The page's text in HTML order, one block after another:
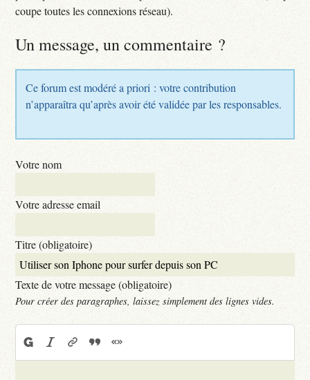
coupe toutes les connexions réseau).
Un message, un commentaire ?
Ce forum est modéré a priori : votre contribution
n’apparaîtra qu’après avoir été validée par les responsables.
Votre nom
Votre adresse email
Titre (obligatoire)
Texte de votre message (obligatoire)
Pour créer des paragraphes, laissez simplement des lignes vides.